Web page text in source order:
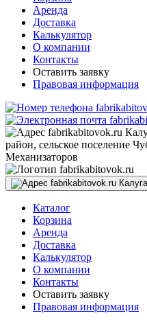
Аренда
Доставка
Калькулятор
О компании
Контакты
Оставить заявку
Правовая информация
район, сельское поселение
Механизаторов
Калуга
Каталог
Корзина
Аренда
Доставка
Калькулятор
О компании
Контакты
Оставить заявку
Правовая информация